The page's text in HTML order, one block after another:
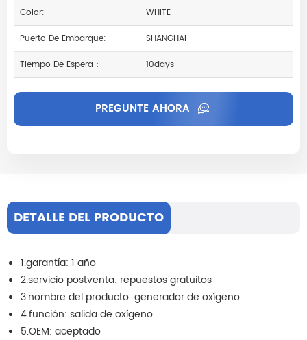
Color:
WHITE
Puerto De Embarque:
SHANGHAI
Tiempo De Espera：
10days
PREGUNTE AHORA
DETALLE DEL PRODUCTO
1.garantía: 1 año
2.servicio postventa: repuestos gratuitos
3.nombre del producto: generador de oxígeno
4.función: salida de oxígeno
5.OEM: aceptado